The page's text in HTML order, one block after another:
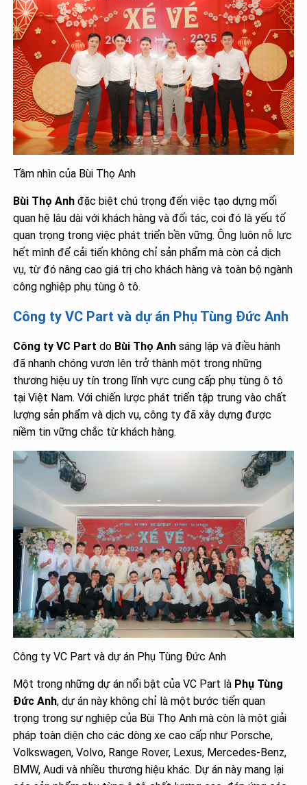
Tầm nhìn của Bùi Thọ Anh
Bùi Thọ Anh đặc biệt chú trọng đến việc tạo dựng mối
quan hệ lâu dài với khách hàng và đối tác, coi đó là yếu tố
quan trọng trong việc phát triển bền vững. Ông luôn nỗ lực
hết mình để cải tiến không chỉ sản phẩm mà còn cả dịch
vụ, từ đó nâng cao giá trị cho khách hàng và toàn bộ ngành
công nghiệp phụ tùng ô tô.
Công ty VC Part và dự án Phụ Tùng Đức Anh
Công ty VC Part do Bùi Thọ Anh sáng lập và điều hành
đã nhanh chóng vươn lên trở thành một trong những
thương hiệu uy tín trong lĩnh vực cung cấp phụ tùng ô tô
tại Việt Nam. Với chiến lược phát triển tập trung vào chất
lượng sản phẩm và dịch vụ, công ty đã xây dựng được
niềm tin vững chắc từ khách hàng.
Công ty VC Part và dự án Phụ Tùng Đức Anh
Một trong những dự án nổi bật của VC Part là Phụ Tùng
Đức Anh, dự án này không chỉ là một bước tiến quan
trọng trong sự nghiệp của Bùi Thọ Anh mà còn là một giải
pháp toàn diện cho các dòng xe cao cấp như Porsche,
Volkswagen, Volvo, Range Rover, Lexus, Mercedes-Benz,
BMW, Audi và nhiều thương hiệu khác. Dự án này mang lại